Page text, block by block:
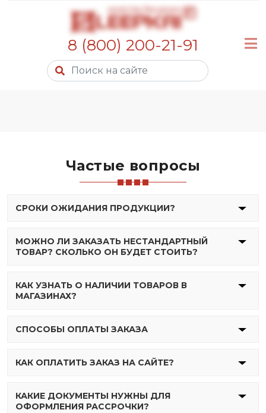
8 (800) 200-21-91
Частые вопросы
СРОКИ ОЖИДАНИЯ ПРОДУКЦИИ?
МОЖНО ЛИ ЗАКАЗАТЬ НЕСТАНДАРТНЫЙ
ТОВАР? СКОЛЬКО ОН БУДЕТ СТОИТЬ?
КАК УЗНАТЬ О НАЛИЧИИ ТОВАРОВ В
МАГАЗИНАХ?
СПОСОБЫ ОПЛАТЫ ЗАКАЗА
КАК ОПЛАТИТЬ ЗАКАЗ НА САЙТЕ?
КАКИЕ ДОКУМЕНТЫ НУЖНЫ ДЛЯ
ОФОРМЛЕНИЯ РАССРОЧКИ?